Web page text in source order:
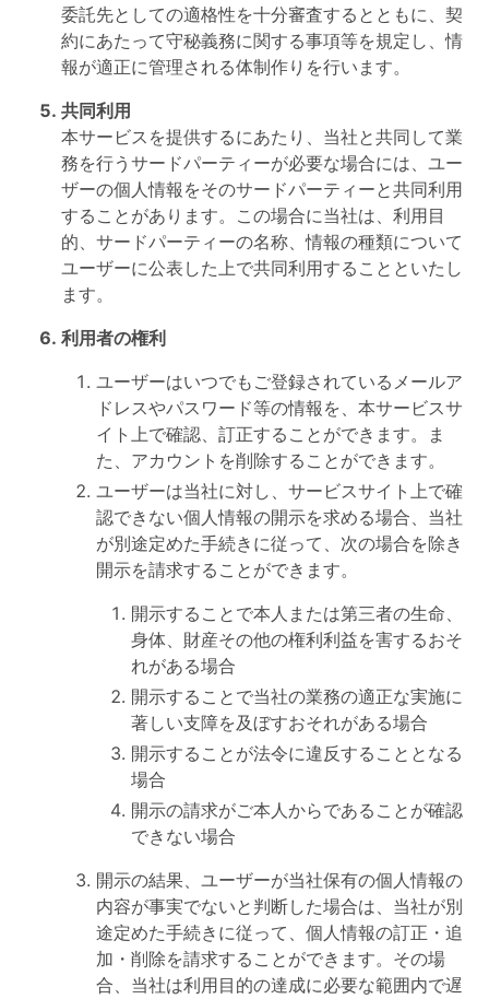
委託先としての適格性を十分審査するとともに、契
約にあたって守秘義務に関する事項等を規定し、情
報が適正に管理される体制作りを行います。
共同利用
本サービスを提供するにあたり、当社と共同して業
務を行うサードパーティーが必要な場合には、ユー
ザーの個人情報をそのサードパーティーと共同利用
することがあります。この場合に当社は、利用目
的、サードパーティーの名称、情報の種類について
ユーザーに公表した上で共同利用することといたし
ます。
利用者の権利
ユーザーはいつでもご登録されているメールア
ドレスやパスワード等の情報を、本サービスサ
イト上で確認、訂正することができます。ま
た、アカウントを削除することができます。
ユーザーは当社に対し、サービスサイト上で確
認できない個人情報の開示を求める場合、当社
が別途定めた手続きに従って、次の場合を除き
開示を請求することができます。
開示することで本人または第三者の生命、
身体、財産その他の権利利益を害するおそ
れがある場合
開示することで当社の業務の適正な実施に
著しい支障を及ぼすおそれがある場合
開示することが法令に違反することとなる
場合
開示の請求がご本人からであることが確認
できない場合
開示の結果、ユーザーが当社保有の個人情報の
内容が事実でないと判断した場合は、当社が別
途定めた手続きに従って、個人情報の訂正・追
加・削除を請求することができます。その場
合、当社は利用目的の達成に必要な範囲内で遅